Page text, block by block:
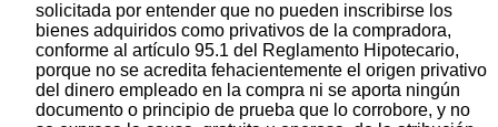
solicitada por entender que no pueden inscribirse los
bienes adquiridos como privativos de la compradora,
conforme al artículo 95.1 del Reglamento Hipotecario,
porque no se acredita fehacientemente el origen privativo
del dinero empleado en la compra ni se aporta ningún
documento o principio de prueba que lo corrobore, y no